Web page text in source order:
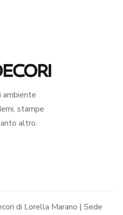
ambiente
stampe
altro.
di Lorella Marano | Sede